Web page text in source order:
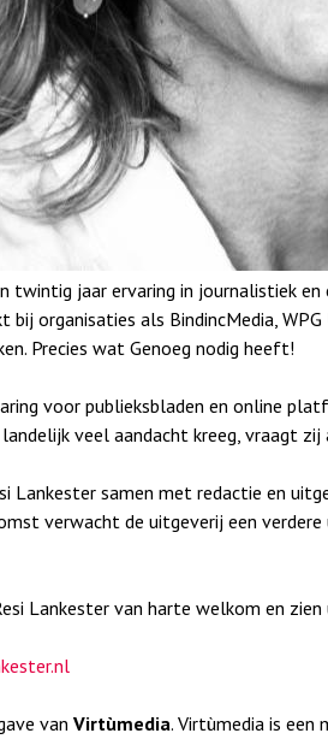
twintig jaar ervaring in journalistiek
organisaties als BindincMedia,
Precies wat Genoeg nodig heeft!
voor publieksbladen en online
veel aandacht kreeg, vraagt
Lankester samen met redactie en
verwacht de uitgeverij een
Lankester van harte welkom en
van Virtùmedia. Virtùmedia is